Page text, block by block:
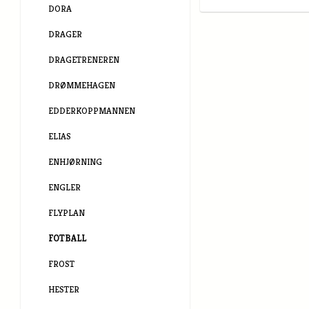
DORA
DRAGER
DRAGETRENEREN
DRØMMEHAGEN
EDDERKOPPMANNEN
ELIAS
ENHJØRNING
ENGLER
FLYPLAN
FOTBALL
FROST
HESTER